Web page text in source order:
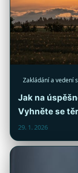
Zakládání a vedení
Jak na
Vyhněte se
29. 1. 2026